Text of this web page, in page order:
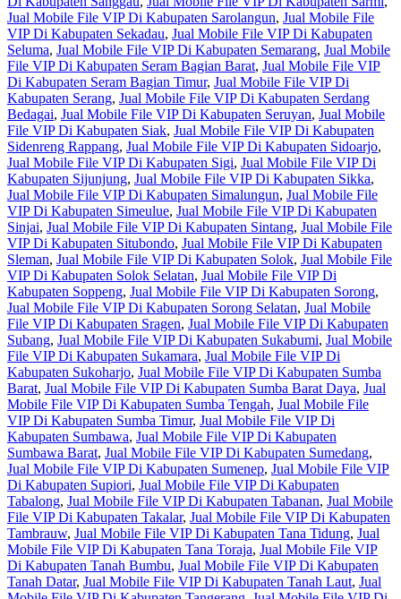
Jual Mobile File VIP Di Kabupaten Sarolangun, Jual Mobile File
VIP Di Kabupaten Sekadau, Jual Mobile File VIP Di Kabupaten
Seluma, Jual Mobile File VIP Di Kabupaten Semarang, Jual Mobile
File VIP Di Kabupaten Seram Bagian Barat, Jual Mobile File VIP
Di Kabupaten Seram Bagian Timur, Jual Mobile File VIP Di
Kabupaten Serang, Jual Mobile File VIP Di Kabupaten Serdang
Bedagai, Jual Mobile File VIP Di Kabupaten Seruyan, Jual Mobile
File VIP Di Kabupaten Siak, Jual Mobile File VIP Di Kabupaten
Sidenreng Rappang, Jual Mobile File VIP Di Kabupaten Sidoarjo,
Jual Mobile File VIP Di Kabupaten Sigi, Jual Mobile File VIP Di
Kabupaten Sijunjung, Jual Mobile File VIP Di Kabupaten Sikka,
Jual Mobile File VIP Di Kabupaten Simalungun, Jual Mobile File
VIP Di Kabupaten Simeulue, Jual Mobile File VIP Di Kabupaten
Sinjai, Jual Mobile File VIP Di Kabupaten Sintang, Jual Mobile File
VIP Di Kabupaten Situbondo, Jual Mobile File VIP Di Kabupaten
Sleman, Jual Mobile File VIP Di Kabupaten Solok, Jual Mobile File
VIP Di Kabupaten Solok Selatan, Jual Mobile File VIP Di
Kabupaten Soppeng, Jual Mobile File VIP Di Kabupaten Sorong,
Jual Mobile File VIP Di Kabupaten Sorong Selatan, Jual Mobile
File VIP Di Kabupaten Sragen, Jual Mobile File VIP Di Kabupaten
Subang, Jual Mobile File VIP Di Kabupaten Sukabumi, Jual Mobile
File VIP Di Kabupaten Sukamara, Jual Mobile File VIP Di
Kabupaten Sukoharjo, Jual Mobile File VIP Di Kabupaten Sumba
Barat, Jual Mobile File VIP Di Kabupaten Sumba Barat Daya, Jual
Mobile File VIP Di Kabupaten Sumba Tengah, Jual Mobile File
VIP Di Kabupaten Sumba Timur, Jual Mobile File VIP Di
Kabupaten Sumbawa, Jual Mobile File VIP Di Kabupaten
Sumbawa Barat, Jual Mobile File VIP Di Kabupaten Sumedang,
Jual Mobile File VIP Di Kabupaten Sumenep, Jual Mobile File VIP
Di Kabupaten Supiori, Jual Mobile File VIP Di Kabupaten
Tabalong, Jual Mobile File VIP Di Kabupaten Tabanan, Jual Mobile
File VIP Di Kabupaten Takalar, Jual Mobile File VIP Di Kabupaten
Tambrauw, Jual Mobile File VIP Di Kabupaten Tana Tidung, Jual
Mobile File VIP Di Kabupaten Tana Toraja, Jual Mobile File VIP
Di Kabupaten Tanah Bumbu, Jual Mobile File VIP Di Kabupaten
Tanah Datar, Jual Mobile File VIP Di Kabupaten Tanah Laut, Jual